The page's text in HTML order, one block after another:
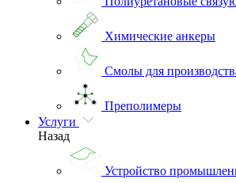
Химические анкеры
Смолы для
Преполимеры
Услуги
Назад
Устройство